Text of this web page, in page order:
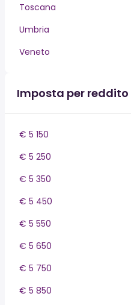
Toscana
Umbria
Veneto
Imposta per reddito
€ 5 150
€ 5 250
€ 5 350
€ 5 450
€ 5 550
€ 5 650
€ 5 750
€ 5 850